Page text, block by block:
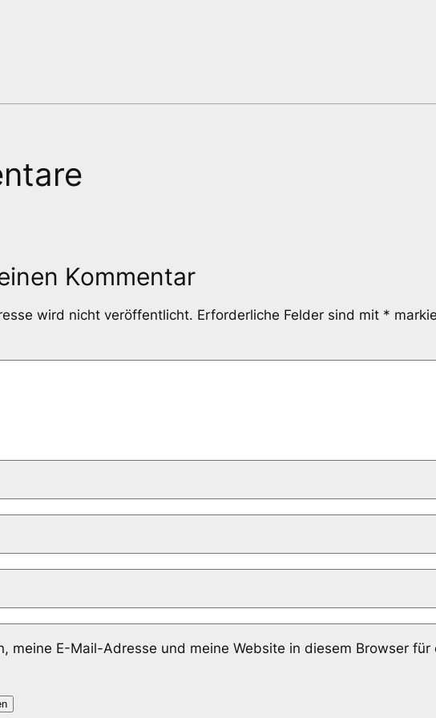
Kommentar
wird nicht veröffentlicht. Erforderliche Felder sind mit *
meine E-Mail-Adresse und meine Website in diesem Browser